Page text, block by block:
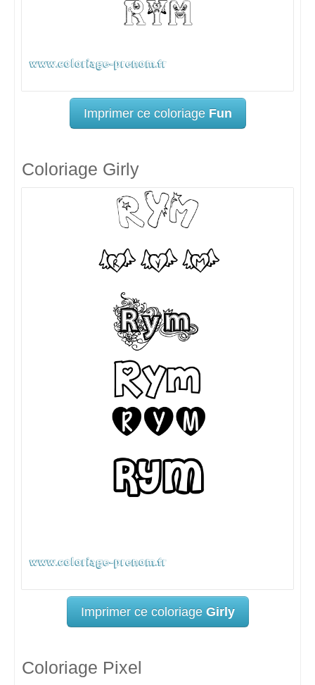
Imprimer ce coloriage Fun
Coloriage Girly
Imprimer ce coloriage Girly
Coloriage Pixel